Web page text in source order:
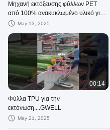
Μηχανή εκτόξευσης φύλλων PET
από 100% ανακυκλωμένο υλικό για
δίσκο σπόρων
May 13, 2025
00:14
Φύλλα TPU για την
εκτόνωση....GWELL
May 21, 2025